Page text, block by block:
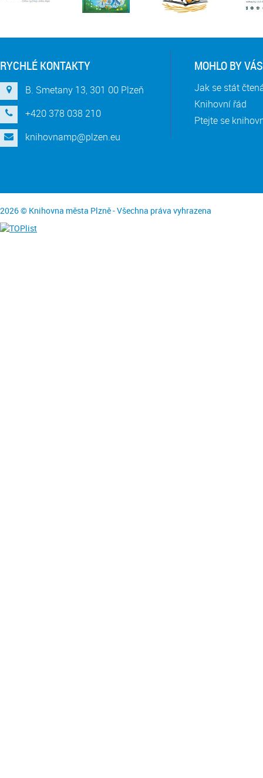
RYCHLÉ KONTAKTY
B. Smetany 13, 301 00 Plzeň
+420 378 038 210
knihovnamp@plzen.eu
MOHLO BY
Jak se stát
Knihovní řád
Ptejte se
2026 © Knihovna města Plzně - Všechna práva vyhrazena